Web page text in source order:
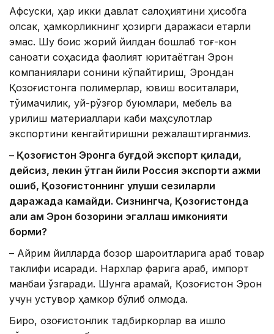
Афсуски, ҳар икки давлат салоҳиятини ҳисобга
олсак, ҳамкорликнинг ҳозирги даражаси етарли
эмас. Шу боис жорий йилдан бошлаб тоғ-кон
саноати соҳасида фаолият юритаётган Эрон
компаниялари сонини кўпайтириш, Эрондан
Қозоғистонга полимерлар, ювиш воситалари,
тўқимачилик, уй-рўзғор буюмлари, мебель ва
қурилиш материаллари каби маҳсулотлар
экспортини кенгайтиришни режалаштирганмиз.
– Қозоғистон Эронга буғдой экспорт қилади,
дейсиз, лекин ўтган йили Россия экспорти ҳажми
ошиб, Қозоғистоннинг улуши сезиларли
даражада камайди. Сизнингча, Қозоғистонда
ҳали ҳам Эрон бозорини эгаллаш имконияти
борми?
– Айрим йилларда бозор шароитларига қараб товар
таклифи қисқаради. Нархлар фарқига қараб, импорт
манбаи ўзгаради. Шунга қарамай, Қозоғистон Эрон
учун устувор ҳамкор бўлиб қолмоқда.
Бироқ, қозоғистонлик тадбиркорлар ва қишлоқ